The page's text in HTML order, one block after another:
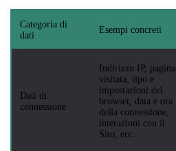
Categoria di
dati
Esempi concreti
Dati di
connessione
Indirizzo IP, pagina
visitata, tipo e
impostazioni del
browser, data e ora
della connessione,
interazioni con il
Sito, ecc.